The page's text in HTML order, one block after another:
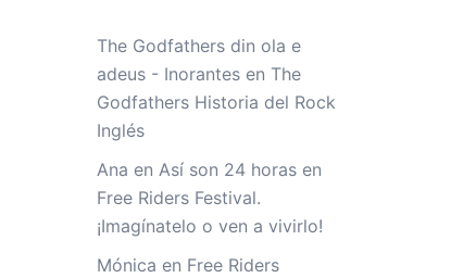
The Godfathers din ola e
adeus - Inorantesen The
Godfathers Historia del Rock
Inglés
Ana en Así son 24 horas en
Free Riders Festival.
¡Imagínatelo o ven a vivirlo!
Mónica en Free Riders